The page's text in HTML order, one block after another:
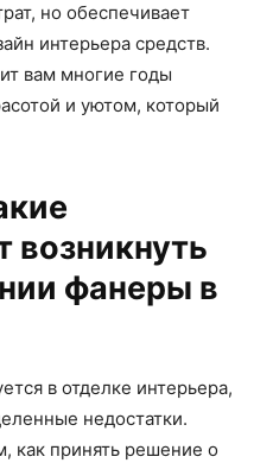
но обеспечивает
интерьера средств.
вам многие годы
и уютом, который
возникнуть
фанеры в
в отделке интерьера,
недостатки.
как принять решение о